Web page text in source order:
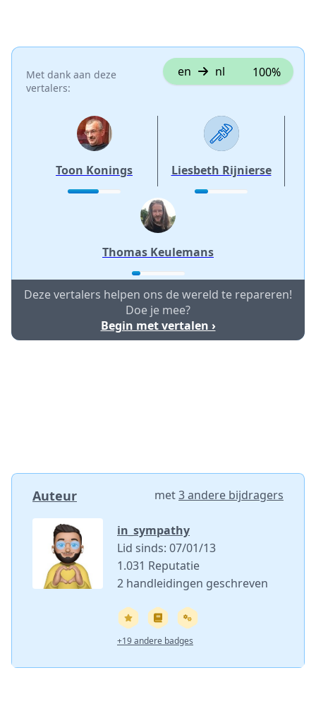
Voeg opmerking toe
Plaats opmerking
Met dank aan deze
vertalers:
en nl 100%
Toon Konings Liesbeth Rijnierse
Thomas Keulemans
Deze vertalers helpen ons de wereld te repareren!
Doe je mee?
Begin met vertalen ›
Auteur met3 andere bijdragers
in_sympathy
Lid sinds: 07/01/13
1.031 Reputatie
2 handleidingen geschreven
+19 andere badges